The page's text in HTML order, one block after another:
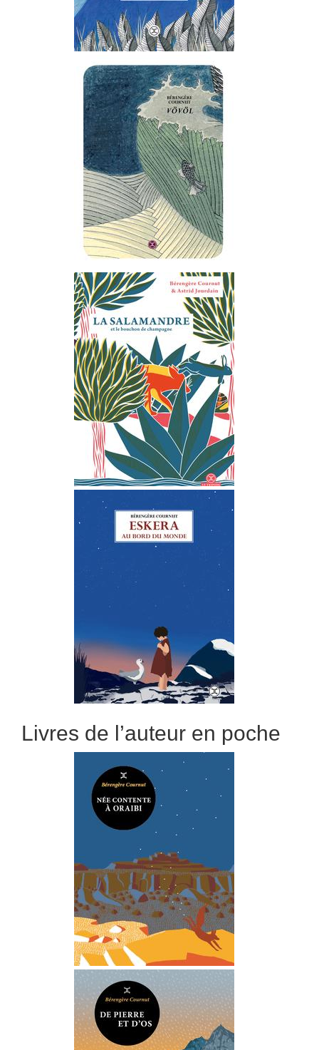
Livres de l’auteur en poche